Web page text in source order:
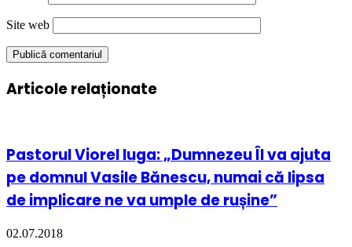
Site web
Articole relaționate
Pastorul Viorel Iuga: „Dumnezeu Îl va ajuta
pe domnul Vasile Bănescu, numai că lipsa
de implicare ne va umple de rușine”
02.07.2018